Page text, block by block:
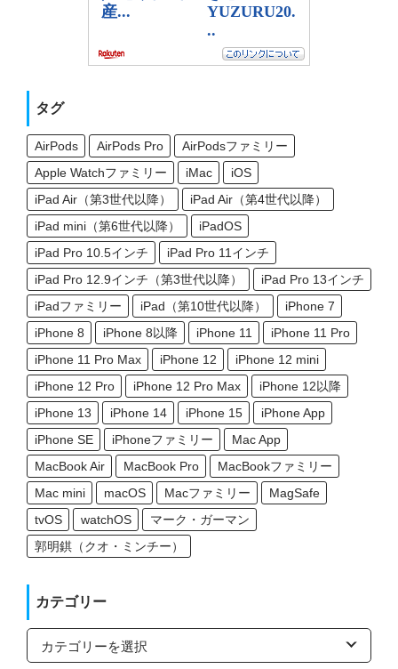
タグ
AirPods AirPods Pro
AirPodsファミリー
Apple Watchファミリー
iMac
iOS
iPad Air（第3世代以降）
iPad Air（第4世代以降）
iPad mini（第6世代以降）
iPadOS
iPad Pro 10.5インチ
iPad Pro 11インチ
iPad Pro 12.9インチ（第3世代以降）
iPad Pro 13インチ
iPadファミリー
iPad（第10世代以降）
iPhone 7
iPhone 8
iPhone 8以降 iPhone 11
iPhone 11 Pro
iPhone 11 Pro Max
iPhone 12
iPhone 12 mini
iPhone 12 Pro
iPhone 12 Pro Max
iPhone 12以降
iPhone 13
iPhone 14 iPhone 15
iPhone App
iPhone SE
iPhoneファミリー
Mac App
MacBook Air
MacBook Pro
MacBookファミリー
Mac mini
macOS Macファミリー
MagSafe
tvOS
watchOS
マーク・ガーマン
郭明錤（クオ・ミンチー）
カテゴリー
カ
ゴ